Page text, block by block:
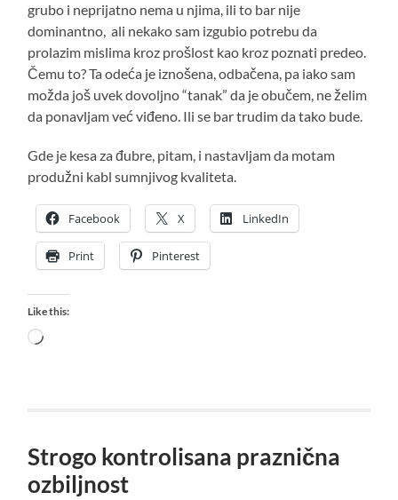
grubo i neprijatno nema u njima, ili to bar nije
dominantno, ali nekako sam izgubio potrebu da
prolazim mislima kroz prošlost kao kroz poznati predeo.
Čemu to? Ta odeća je iznošena, odbačena, pa iako sam
možda još uvek dovoljno “tanak” da je obučem, ne želim
da ponavljam već viđeno. Ili se bar trudim da tako bude.
Gde je kesa za đubre, pitam, i nastavljam da motam
produžni kabl sumnjivog kvaliteta.
Facebook X LinkedIn
Print Pinterest
Like this:
Loading…
Strogo kontrolisana praznična
ozbiljnost